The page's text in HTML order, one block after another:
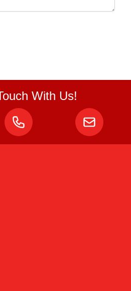
With Us!